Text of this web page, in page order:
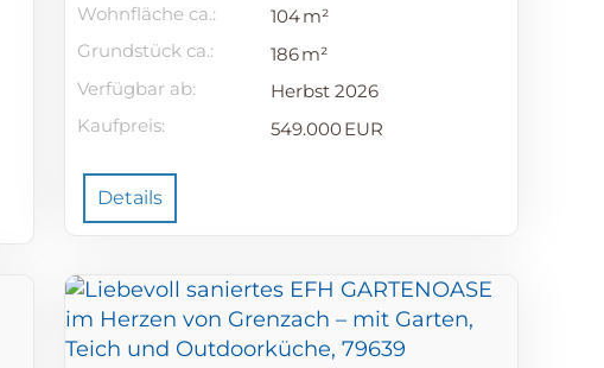
Wohnfläche ca.:
104 m²
Grund­stück ca.:
186 m²
Verfügbar ab:
Herbst 2026
Kaufpreis:
549.000 EUR
Details